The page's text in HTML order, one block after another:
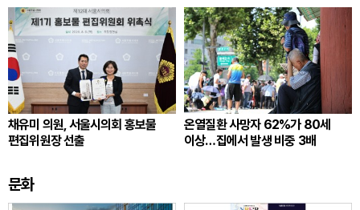
채유미 의원, 서울시의회 홍보물
편집위원장 선출
온열질환 사망자 62%가 80세
이상…집에서 발생 비중 3배
문화